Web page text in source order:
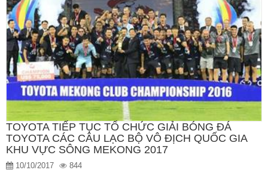
TOYOTA TIẾP TỤC TỔ CHỨC GIẢI BÓNG ĐÁ
TOYOTA CÁC CÂU LẠC BỘ VÔ ĐỊCH QUỐC GIA
KHU VỰC SÔNG MEKONG 2017
10/10/2017 844